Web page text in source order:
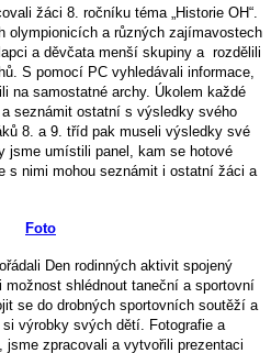
žáci 8. ročníku téma „Historie OH“.
olympionicích a různých zajímavostech
a děvčata menší skupiny a rozdělili
S pomocí PC vyhledávali informace,
na samostatné archy. Úkolem každé
seznámit ostatní s výsledky svého
8. a 9. tříd pak museli výsledky své
jsme umístili panel, kam se hotové
s nimi mohou seznámit i ostatní žáci a
Foto
Den rodinných aktivit spojený
shlédnout taneční a sportovní
se do drobných sportovních soutěží a
výrobky svých dětí. Fotografie a
zpracovali a vytvořili prezentaci